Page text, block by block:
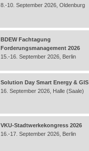
8.-10. September 2026, Oldenburg
BDEW Fachtagung
Forderungsmanagement 2026
15.-16. September 2026, Berlin
Solution Day Smart Energy & GIS
16. September 2026, Halle (Saale)
VKU-Stadtwerkekongress 2026
16.-17. September 2026, Berlin